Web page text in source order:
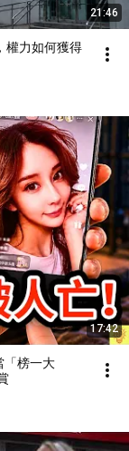
21:46
權力如何獲得
17:42
「榜一大